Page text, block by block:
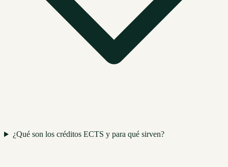
¿Qué son los créditos ECTS y para qué sirven?